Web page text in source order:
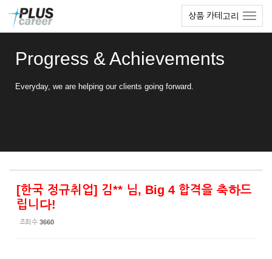
상품 카테고리
Progress & Achievements
Everyday, we are helping our clients going forward.
[한국 정규취업] 김** 님, Big 4 합격을 축하드
립니다!
조회 수 3660